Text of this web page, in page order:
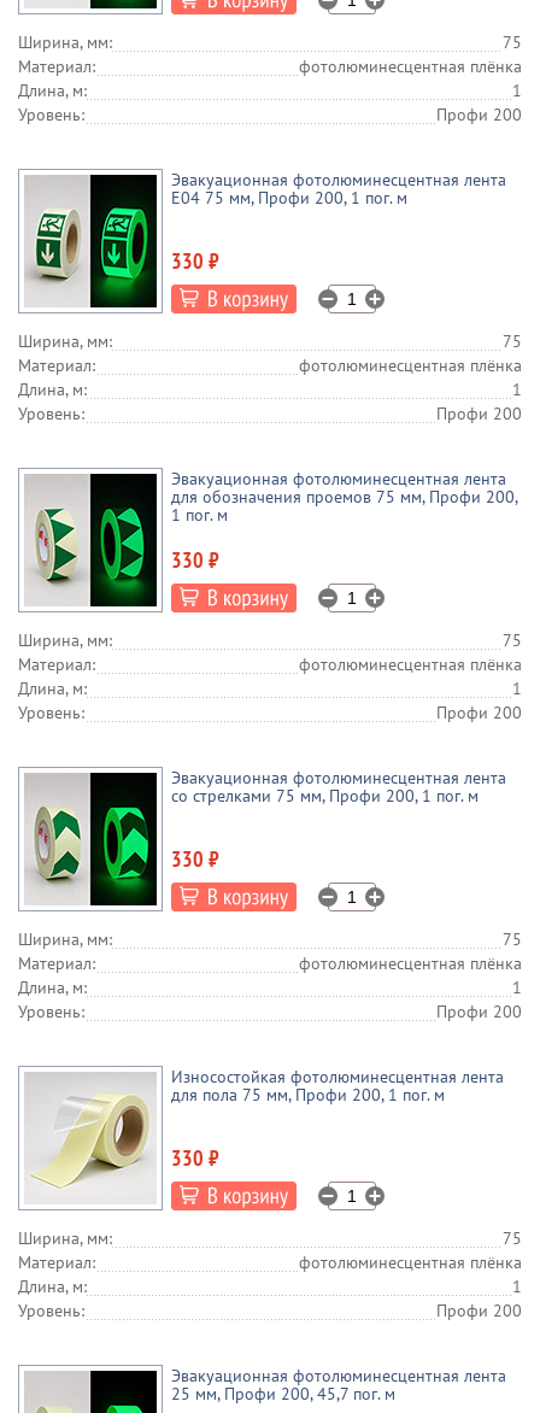
Ширина, мм:
75
Материал:
фотолюминесцентная плёнка
Длина, м:
1
Уровень:
Профи 200
Эвакуационная фотолюминесцентная лента
E04 75 мм, Профи 200, 1 пог. м
330 ₽
Ширина, мм:
75
Материал:
фотолюминесцентная плёнка
Длина, м:
1
Уровень:
Профи 200
Эвакуационная фотолюминесцентная лента
для обозначения проемов 75 мм, Профи 200,
1 пог. м
330 ₽
Ширина, мм:
75
Материал:
фотолюминесцентная плёнка
Длина, м:
1
Уровень:
Профи 200
Эвакуационная фотолюминесцентная лента
со стрелками 75 мм, Профи 200, 1 пог. м
330 ₽
Ширина, мм:
75
Материал:
фотолюминесцентная плёнка
Длина, м:
1
Уровень:
Профи 200
Износостойкая фотолюминесцентная лента
для пола 75 мм, Профи 200, 1 пог. м
330 ₽
Ширина, мм:
75
Материал:
фотолюминесцентная плёнка
Длина, м:
1
Уровень:
Профи 200
Эвакуационная фотолюминесцентная лента
25 мм, Профи 200, 45,7 пог. м